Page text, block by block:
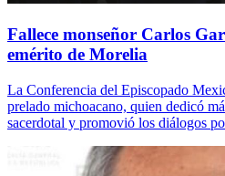
Fallece monseñor Carlos
emérito de Morelia
La Conferencia del Episcopado
prelado michoacano, quien dedicó
sacerdotal y promovió los diálogos